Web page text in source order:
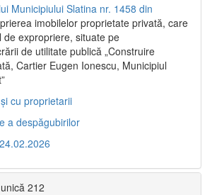
Municipiului Slatina nr. 1458 din
imobilelor proprietate privată, care
de expropriere, situate pe
de utilitate publică „Construire
Cartier Eugen Ionescu, Municipiul
cu proprietarii
a despăgubirilor
212